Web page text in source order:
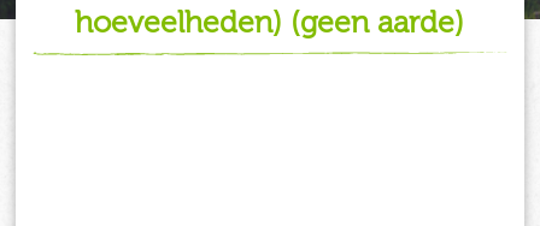
hoeveelheden) (geen aarde)